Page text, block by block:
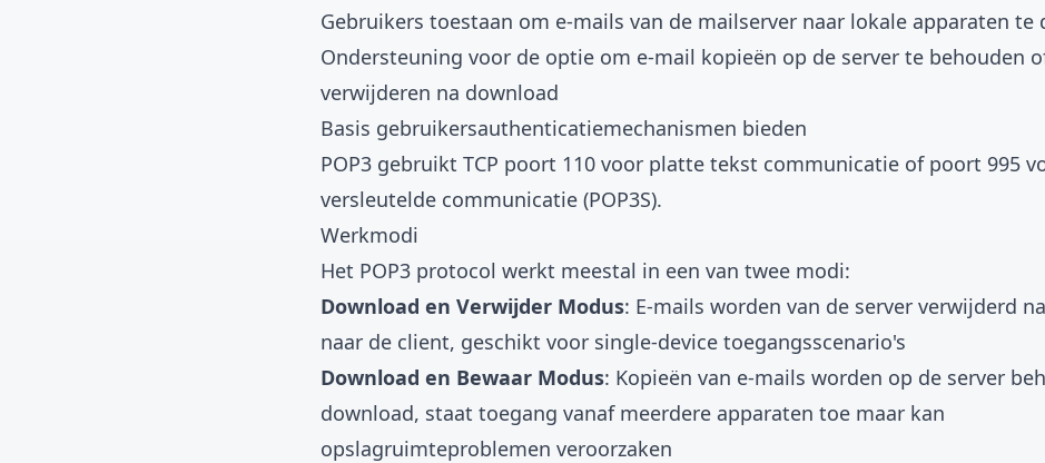
Gebruikers toestaan om e-mails van de mailserver naar lokale apparaten te
Ondersteuning voor de optie om e-mail kopieën op de server te behouden
verwijderen na download
Basis gebruikersauthenticatiemechanismen bieden
POP3 gebruikt TCP poort 110 voor platte tekst communicatie of poort 995
versleutelde communicatie (POP3S).
Werkmodi
Het POP3 protocol werkt meestal in een van twee modi:
Download en Verwijder Modus: E-mails worden van de server verwijderd
naar de client, geschikt voor single-device toegangsscenario's
Download en Bewaar Modus: Kopieën van e-mails worden op de server
download, staat toegang vanaf meerdere apparaten toe maar kan
opslagruimteproblemen veroorzaken